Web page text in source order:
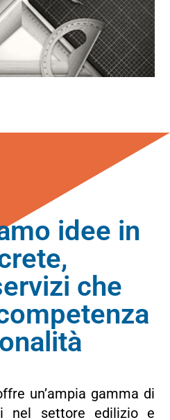
idee in
che
un’ampia gamma di
nel settore edilizio e